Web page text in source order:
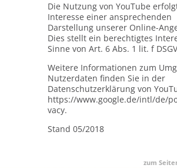
Die Nutzung von YouTube
Interesse einer ansprechenden
Darstellung unserer Online-
Dies stellt ein berechtigtes
Sinne von Art. 6 Abs. 1 lit. f
Weitere Informationen zum
Nutzerdaten finden Sie in der
Datenschutzerklärung von
https://www.google.de/intl/de/
vacy.
Stand 05/2018
zum